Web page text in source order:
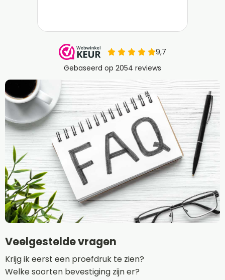
Veelgestelde vragen
Krijg ik eerst een proefdruk te zien?
Welke soorten bevestiging zijn er?